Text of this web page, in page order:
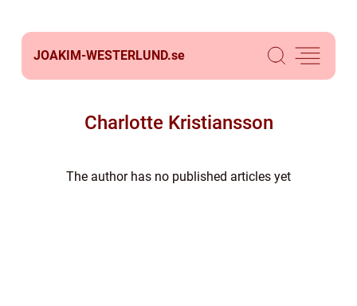
JOAKIM-WESTERLUND.se
Charlotte Kristiansson
The author has no published articles yet